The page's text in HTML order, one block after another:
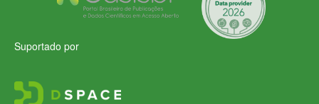
Suportado por